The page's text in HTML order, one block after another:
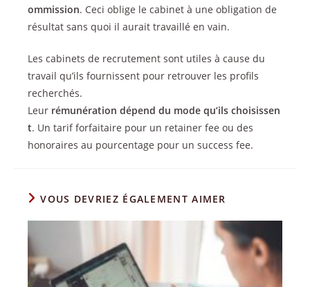
ommission. Ceci oblige le cabinet à une obligation de
résultat sans quoi il aurait travaillé en vain.
Les cabinets de recrutement sont utiles à cause du
travail qu’ils fournissent pour retrouver les profils
recherchés.
Leur rémunération dépend du mode qu’ils choisissen
t. Un tarif forfaitaire pour un retainer fee ou des
honoraires au pourcentage pour un success fee.
VOUS DEVRIEZ ÉGALEMENT AIMER